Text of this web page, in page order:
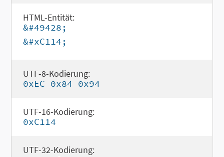
HTML-Entität:
&#49428;
&#xC114;
UTF-8-Kodierung:
0xEC 0x84 0x94
UTF-16-Kodierung:
0xC114
UTF-32-Kodierung: